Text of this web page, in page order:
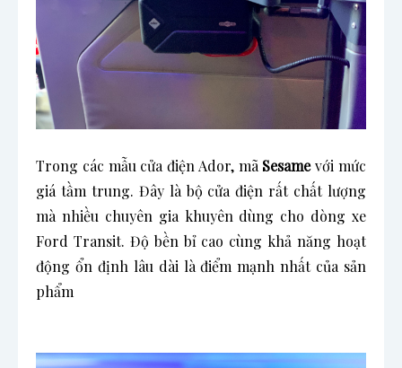
Trong các mẫu cửa điện Ador, mãSesamevới mức
giá tầm trung. Đây là bộ cửa điện rất chất lượng
mà nhiều chuyên gia khuyên dùng cho dòng xe
Ford Transit. Độ bền bỉ cao cùng khả năng hoạt
động ổn định lâu dài là điểm mạnh nhất của sản
phẩm